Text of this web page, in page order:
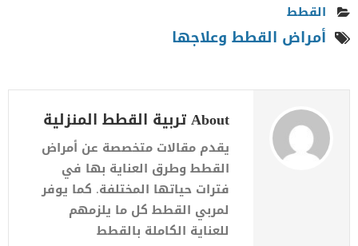
القطط
أمراض القطط وعلاجها
About تربية القطط المنزلية
يقدم مقالات متخصصة عن أمراض
القطط وطرق العناية بها في
فترات حياتها المختلفة. كما يوفر
لمربي القطط كل ما يلزمهم
للعناية الكاملة بالقطط